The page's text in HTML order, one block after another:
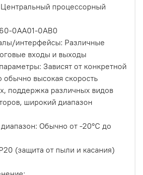
Центральный процессорный
0AA01-0AB0
интерфейсы: Различные
входы и выходы
Зависят от конкретной
обычно высокая скорость
поддержка различных видов
широкий диапазон
Обычно от -20°C до
(защита от пыли и касания)